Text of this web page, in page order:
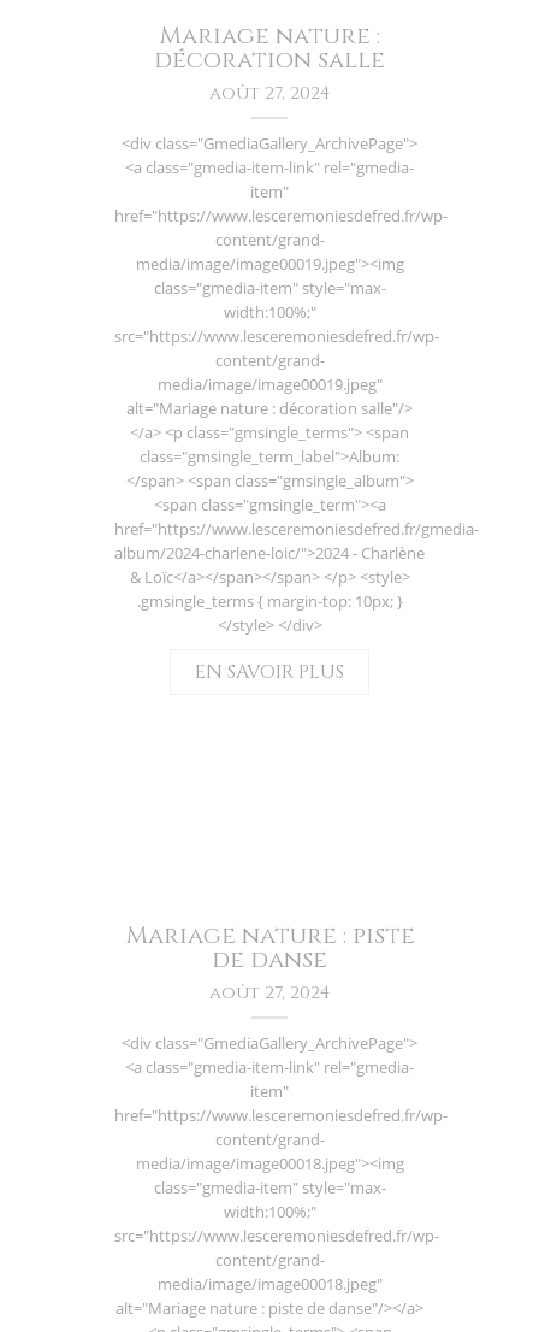
Mariage nature :
décoration salle
août 27, 2024
<div class="GmediaGallery_ArchivePage">
<a class="gmedia-item-link" rel="gmedia-
item"
href="https://www.lesceremoniesdefred.fr/wp-
content/grand-
media/image/image00019.jpeg"><img
class="gmedia-item" style="max-
width:100%;"
src="https://www.lesceremoniesdefred.fr/wp-
content/grand-
media/image/image00019.jpeg"
alt="Mariage nature : décoration salle"/>
</a> <p class="gmsingle_terms"> <span
class="gmsingle_term_label">Album:
</span> <span class="gmsingle_album">
<span class="gmsingle_term"><a
href="https://www.lesceremoniesdefred.fr/gmedia-
album/2024-charlene-loic/">2024 - Charlène
& Loïc</a></span></span> </p> <style>
.gmsingle_terms { margin-top: 10px; }
</style> </div>
EN SAVOIR PLUS
Mariage nature : piste
de danse
août 27, 2024
<div class="GmediaGallery_ArchivePage">
<a class="gmedia-item-link" rel="gmedia-
item"
href="https://www.lesceremoniesdefred.fr/wp-
content/grand-
media/image/image00018.jpeg"><img
class="gmedia-item" style="max-
width:100%;"
src="https://www.lesceremoniesdefred.fr/wp-
content/grand-
media/image/image00018.jpeg"
alt="Mariage nature : piste de danse"/></a>